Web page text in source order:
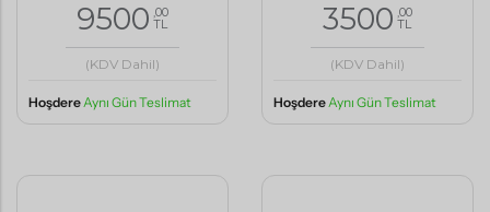
9500 ,00
TL
(KDV Dahil)
HoşdereAynı Gün Teslimat
3500 ,00
TL
(KDV Dahil)
HoşdereAynı Gün Teslimat